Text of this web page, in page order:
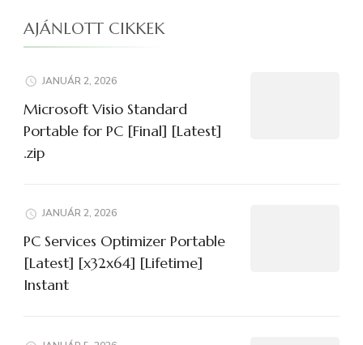
AJÁNLOTT CIKKEK
JANUÁR 2, 2026
Microsoft Visio Standard
Portable for PC [Final] [Latest]
.zip
JANUÁR 2, 2026
PC Services Optimizer Portable
[Latest] [x32x64] [Lifetime]
Instant